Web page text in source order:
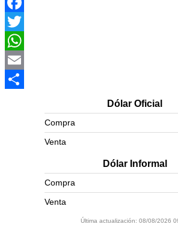
Facebook
Twitter
WhatsApp
Email
Dólar Oficial
Compra
Venta
Dólar Informal
Compra
Venta
Última actualización: 08/08/2026